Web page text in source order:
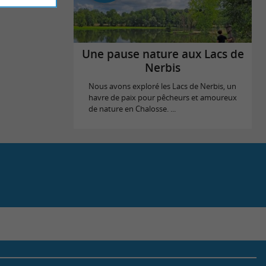
Une pause nature aux Lacs de
Nerbis
Nous avons exploré les Lacs de Nerbis, un
havre de paix pour pêcheurs et amoureux
de nature en Chalosse. ...